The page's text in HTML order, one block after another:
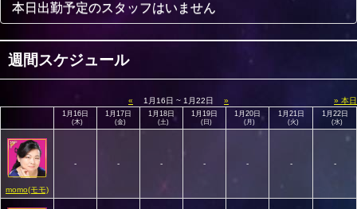
本日出勤予定のスタッフはいません
週間スケジュール
« 1月16日 ~ 1月22日 » » 本日
1月16日
(木)
1月17日
(金)
1月18日
(土)
1月19日
(日)
1月20日
(月)
1月21日
(火)
1月22日
(水)
momo(モモ)
- - - - - - -